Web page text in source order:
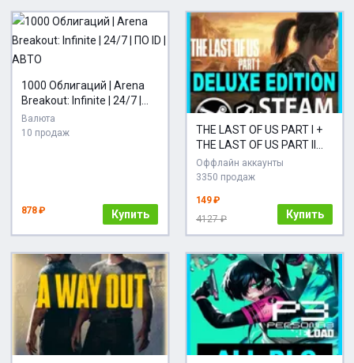
1000 Облигаций | Arena
Breakout: Infinite | 24/7 |
ПО ID | АВТО
Валюта
10 продаж
878 ₽ Купить
THE LAST OF US PART I +
THE LAST OF US PART II
(ОБЕ ЧАСТИ, ВСЕ DLC)
(DELUXE EDITION'S)・
Оффлайн аккаунты
3350 продаж
149 ₽
4127 ₽
Купить